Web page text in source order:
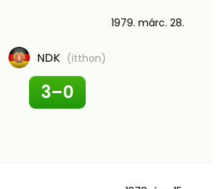
1979. márc. 28.
NDK (itthon)
3–0